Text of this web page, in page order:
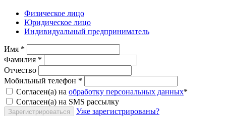
Физическое лицо
Юридическое лицо
Индивидуальный предприниматель
Имя *
Фамилия *
Отчество
Мобильный телефон *
Согласен(а) на обработку персональных данных*
Согласен(а) на SMS рассылку
Зарегистрироваться
Уже зарегистрированы?